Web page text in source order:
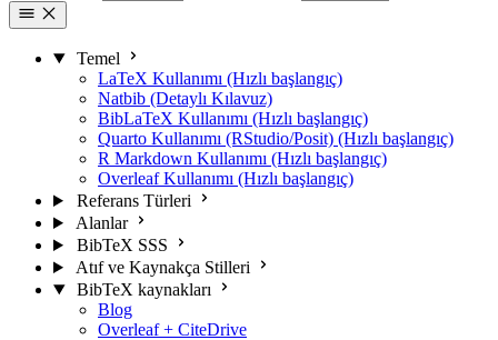
Temel
LaTeX Kullanımı (Hızlı başlangıç)
Natbib (Detaylı Kılavuz)
BibLaTeX Kullanımı (Hızlı başlangıç)
Quarto Kullanımı (RStudio/Posit) (Hızlı başlangıç)
R Markdown Kullanımı (Hızlı başlangıç)
Overleaf Kullanımı (Hızlı başlangıç)
Referans Türleri
Alanlar
BibTeX SSS
Atıf ve Kaynakça Stilleri
BibTeX kaynakları
Blog
Overleaf + CiteDrive